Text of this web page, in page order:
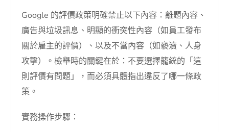
Google 的評價政策明確禁止以下內容：離題內容、
廣告與垃圾訊息、明顯的衝突性內容（如員工發布
關於雇主的評價）、以及不當內容（如褻瀆、人身
攻擊）。檢舉時的關鍵在於：不要選擇籠統的「這
則評價有問題」，而必須具體指出違反了哪一條政
策。
實務操作步驟：